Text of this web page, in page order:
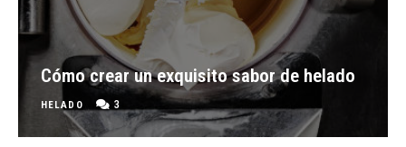
Cómo crear un exquisito sabor de helado
HELADO 3